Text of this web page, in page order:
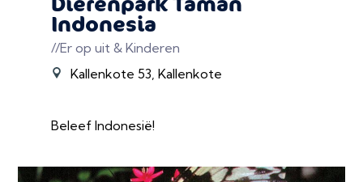
Indonesia
//Er op uit & Kinderen
Kallenkote 53, Kallenkote
Beleef Indonesië!